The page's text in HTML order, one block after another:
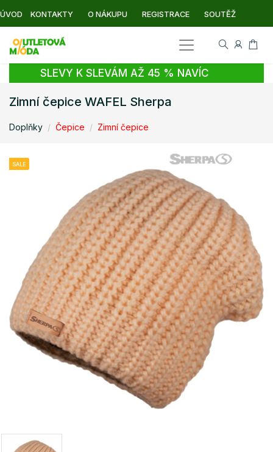
ÚVOD KONTAKTY O NÁKUPU REGISTRACE SOUTĚŽ
SLEVY K SLEVÁM AŽ 45 % NAVÍC
Zimní čepice WAFEL Sherpa
Doplňky Čepice Zimní čepice
SALE